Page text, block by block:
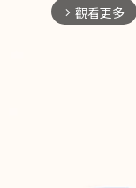
arrow_forward_ios 觀看更多